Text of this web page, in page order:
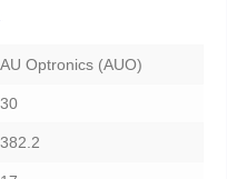
AU Optronics (AUO)
30
382.2